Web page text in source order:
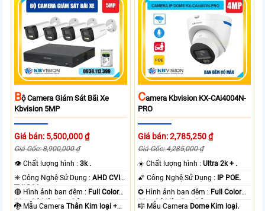
BỘ Camera Giám Sát Bãi Xe
Kbvision 5MP
Giá bán: 5,500,000 ₫
Giá Gốc: 8,900,000 ₫
👁 Chất lượng hình :3k .
✳️ Công Nghệ Sử Dụng :AHD CVI
TVI BCS.
🔴 Hình ảnh ban đêm : Full Color
80m Có Màu Ban Ðêm.
🐉️ Mẫu CameraThân Kim loại +
CAmera Kbvision KX-CAi4004N-
PRO
Giá bán: 2,785,250 ₫
Giá Gốc: 4,285,000 ₫
☀️ Chất lượng hình :Ultra 2k + .
🌠 Công Nghệ Sử Dụng :
IP POE.
✪ Hình ảnh ban đêm : Full Color
30m Có Màu Ban Ðêm.
🎼️ Mẫu Camera Dome Kim loại.